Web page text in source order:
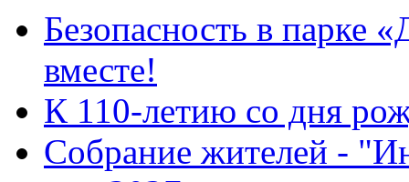
Безопасность в парке
вместе!
К 110-летию со дня
Собрание жителей -